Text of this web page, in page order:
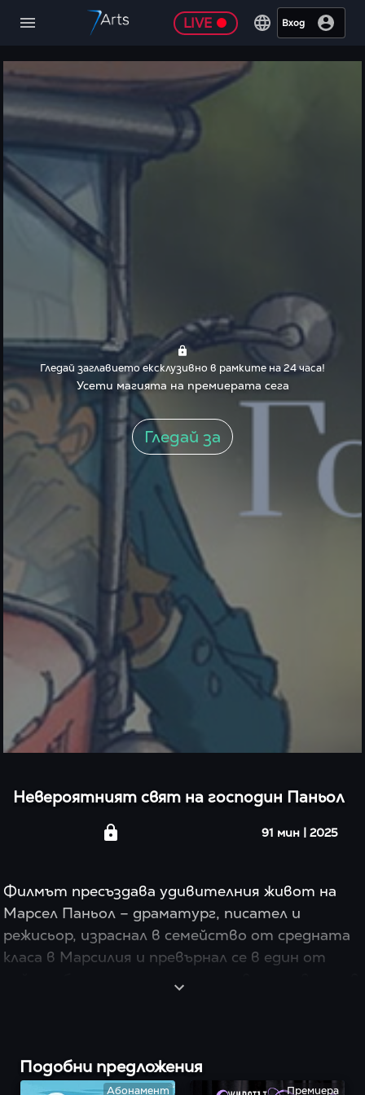
LIVE Вход
Гледай заглавието ексклузивно в рамките на 24 часа!
Усети магията на премиерата сега
Гледай за
Невероятният свят на господин Паньол
91 мин | 2025
Филмът пресъздава удивителния живот на
Марсел Паньол – драматург, писател и
режисьор, израснал в семейство от средната
класа в Марсилия и превърнал се в един от
През 1955 г. 60-годишният Марсел Паньол е
известен и почитан драматург и режисьор.
Подобни предложения
Абонамент Премиера